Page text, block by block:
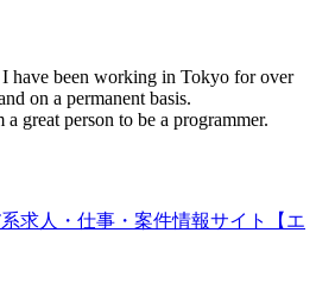
have been working in Tokyo for over
on a permanent basis.
great person to be a programmer.
求人・仕事・案件情報サイト【エ